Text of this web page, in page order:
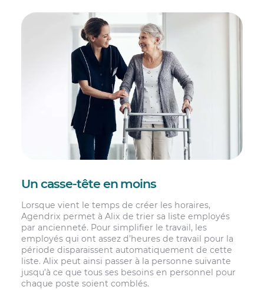
Un casse-tête en moins
Lorsque vient le temps de créer les horaires,
Agendrix permet à Alix de trier sa liste employés
par ancienneté. Pour simplifier le travail, les
employés qui ont assez d’heures de travail pour la
période disparaissent automatiquement de cette
liste. Alix peut ainsi passer à la personne suivante
jusqu’à ce que tous ses besoins en personnel pour
chaque poste soient comblés.